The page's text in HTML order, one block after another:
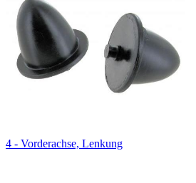
4 - Vorderachse, Lenkung